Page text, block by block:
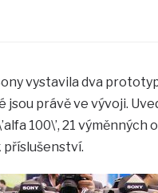
vystavila dva
právě ve vývoji.
100\’, 21 výměnných
příslušenství.